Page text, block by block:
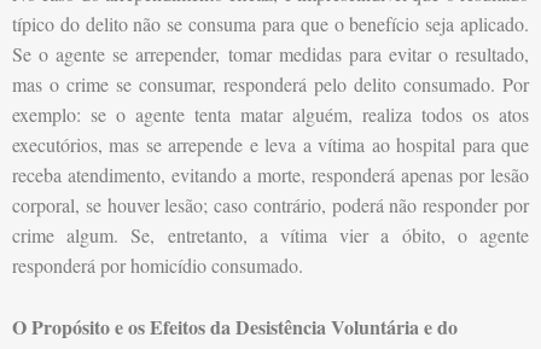
típico do delito não se consuma para que o benefício seja aplicado.
Se o agente se arrepender, tomar medidas para evitar o resultado,
mas o crime se consumar, responderá pelo delito consumado. Por
exemplo: se o agente tenta matar alguém, realiza todos os atos
executórios, mas se arrepende e leva a vítima ao hospital para que
receba atendimento, evitando a morte, responderá apenas por lesão
corporal, se houver lesão; caso contrário, poderá não responder por
crime algum. Se, entretanto, a vítima vier a óbito, o agente
responderá por homicídio consumado.
O Propósito e os Efeitos da Desistência Voluntária e do